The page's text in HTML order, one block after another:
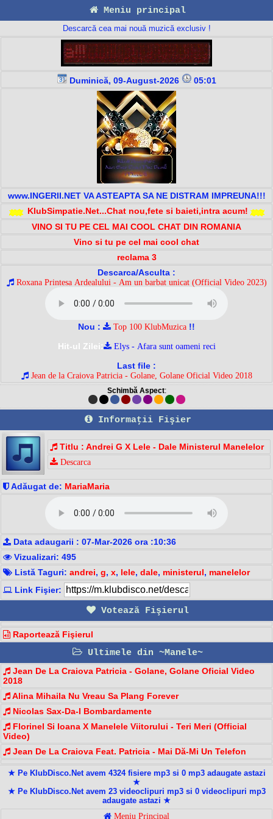
Meniu principal
Descarcă cea mai nouă muzică exclusiv !
Duminică, 09-August-2026 05:01
www.INGERII.NET VA ASTEAPTA SA NE DISTRAM IMPREUNA!!!
KlubSimpatie.Net...Chat nou,fete si baieti,intra acum!
VINO SI TU PE CEL MAI COOL CHAT DIN ROMANIA
Vino si tu pe cel mai cool chat
reclama 3
Descarca/Asculta :
Roxana Printesa Ardealului - Am un barbat unicat (Official Video 2023)
Nou : Top 100 KlubMuzica !!
Hit-ul Zilei:
Elys - Afara sunt oameni reci
Last file :
Jean de la Craiova Patricia - Golane, Golane Oficial Video 2018
Schimbă Aspect:
Informaţii Fişier
Titlu : Andrei G X Lele - Dale Ministerul Manelelor
Descarca
Adăugat de: MariaMaria
Data adaugarii : 07-Mar-2026 ora :10:36
Vizualizari: 495
Listă Taguri: andrei, g, x, lele, dale, ministerul, manelelor
Link Fişier:
Votează Fişierul
Raportează Fişierul
Ultimele din ~Manele~
Jean De La Craiova Patricia - Golane, Golane Oficial Video
2018
Alina Mihaila Nu Vreau Sa Plang Forever
Nicolas Sax-Da-I Bombardamente
Florinel Si Ioana X Manelele Viitorului - Teri Meri (Official
Video)
Jean De La Craiova Feat. Patricia - Mai Dă-Mi Un Telefon
★ Pe KlubDisco.Net avem 4324 fisiere mp3 si 0 mp3 adaugate astazi
★
★ Pe KlubDisco.Net avem 23 videoclipuri mp3 si 0 videoclipuri mp3
adaugate astazi ★
Meniu Principal